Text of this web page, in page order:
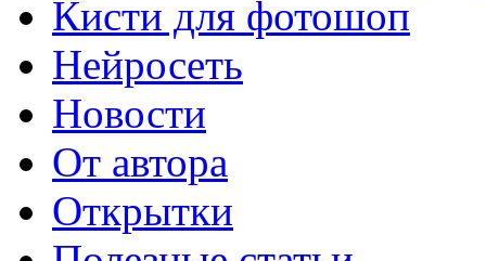
Кисти для фотошоп
Нейросеть
Новости
От автора
Открытки